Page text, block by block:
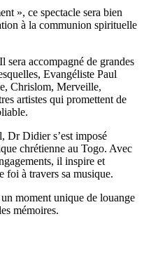
», ce spectacle sera bien
à la communion spirituelle
sera accompagné de grandes
Evangéliste Paul
Chrislom, Merveille,
artistes qui promettent de
Dr Didier s’est imposé
chrétienne au Togo. Avec
il inspire et
foi à travers sa musique.
moment unique de louange
mémoires.